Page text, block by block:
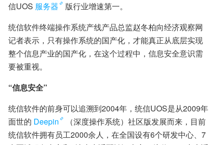
信UOS 服务器
版行业增速第一。
统信软件终端操作系统产线产品总监赵冬柏向经济观察网
记者表示，只有操作系统的国产化，才能真正从底层实现
整个信息产业的国产化，在这个过程中，信息安全意识需
要被重视。
“信息安全”
统信软件的前身可以追溯到2004年，统信UOS是从2009年
面世的 Deepin
（深度操作系统）社区版发展而来，目前
统信软件拥有员工2000余人，在全国设有6个研发中心、7